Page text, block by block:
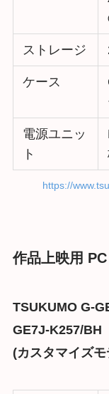
ストレージ
ケース
電源ユニッ
ト
https://
作品上映用
TSUKUMO G-
GE7J-K257/BH
(カスタマイズモ